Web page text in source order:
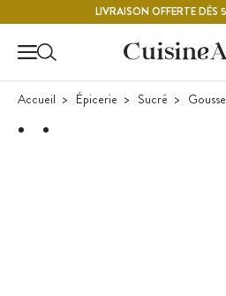
LIVRAISON OFFERTE
Accueil Épicerie Sucré